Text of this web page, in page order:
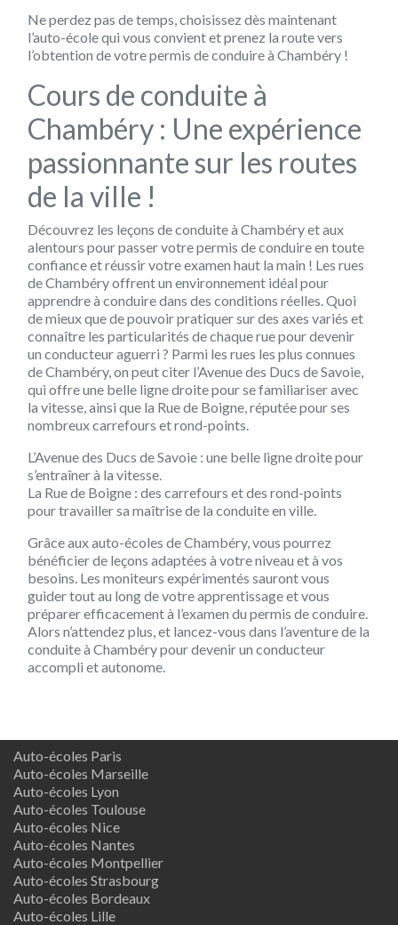
Ne perdez pas de temps, choisissez dès maintenant
l’auto-école qui vous convient et prenez la route vers
l’obtention de votre permis de conduire à Chambéry !
Cours de conduite à
Chambéry : Une expérience
passionnante sur les routes
de la ville !
Découvrez les leçons de conduite à Chambéry et aux
alentours pour passer votre permis de conduire en toute
confiance et réussir votre examen haut la main ! Les rues
de Chambéry offrent un environnement idéal pour
apprendre à conduire dans des conditions réelles. Quoi
de mieux que de pouvoir pratiquer sur des axes variés et
connaître les particularités de chaque rue pour devenir
un conducteur aguerri ? Parmi les rues les plus connues
de Chambéry, on peut citer l’Avenue des Ducs de Savoie,
qui offre une belle ligne droite pour se familiariser avec
la vitesse, ainsi que la Rue de Boigne, réputée pour ses
nombreux carrefours et rond-points.
L’Avenue des Ducs de Savoie : une belle ligne droite pour
s’entraîner à la vitesse.
La Rue de Boigne : des carrefours et des rond-points
pour travailler sa maîtrise de la conduite en ville.
Grâce aux auto-écoles de Chambéry, vous pourrez
bénéficier de leçons adaptées à votre niveau et à vos
besoins. Les moniteurs expérimentés sauront vous
guider tout au long de votre apprentissage et vous
préparer efficacement à l’examen du permis de conduire.
Alors n’attendez plus, et lancez-vous dans l’aventure de la
conduite à Chambéry pour devenir un conducteur
accompli et autonome.
Auto-écoles Paris
Auto-écoles Marseille
Auto-écoles Lyon
Auto-écoles Toulouse
Auto-écoles Nice
Auto-écoles Nantes
Auto-écoles Montpellier
Auto-écoles Strasbourg
Auto-écoles Bordeaux
Auto-écoles Lille